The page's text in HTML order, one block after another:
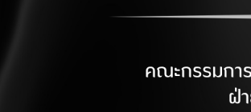
เอาประกันภัย
ประกันชีวิต
งค่าสินไหม
นี้สถาบันการ